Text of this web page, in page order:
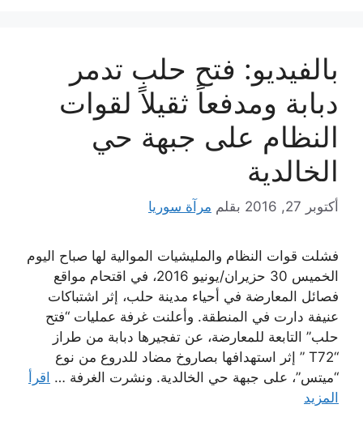
بالفيديو: فتح حلب تدمر
دبابة ومدفعاً ثقيلاً لقوات
النظام على جبهة حي
الخالدية
أكتوبر 27, 2016 بقلم مرآة سوريا
فشلت قوات النظام والمليشيات الموالية لها صباح اليوم
الخميس 30 حزيران/يونيو 2016، في اقتحام مواقع
فصائل المعارضة في أحياء مدينة حلب، إثر اشتباكات
عنيفة دارت في المنطقة. وأعلنت غرفة عمليات “فتح
حلب” التابعة للمعارضة، عن تفجيرها دبابة من طراز
“T72 ” إثر استهدافها بصاروخ مضاد للدروع من نوع
“ميتس”، على جبهة حي الخالدية. ونشرت الغرفة … اقرأ
المزيد